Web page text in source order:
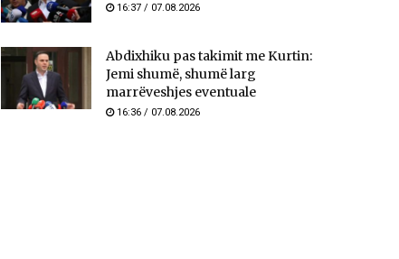
16:37 / 07.08.2026
Abdixhiku pas takimit me Kurtin:
Jemi shumë, shumë larg
marrëveshjes eventuale
16:36 / 07.08.2026